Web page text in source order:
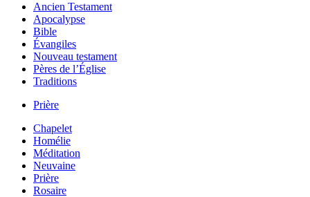
Ancien Testament
Apocalypse
Bible
Évangiles
Nouveau testament
Pères de l’Église
Traditions
Prière
Chapelet
Homélie
Méditation
Neuvaine
Prière
Rosaire